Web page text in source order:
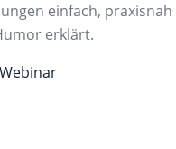
einfach,
erklärt.